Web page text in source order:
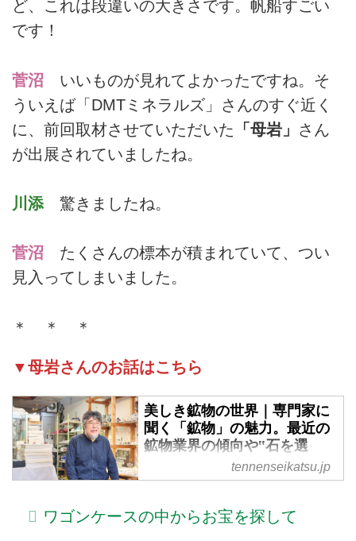
ど、これは段違いの大きさです。帆船すごい
です！
菅沼 いいものが見れてよかったですね。そ
ういえば「DMTミネラルズ」さんのすぐ近く
に、前回取材させていただいた 「母岩」 さん
が出展されていましたね。
川添 驚きましたね。
菅沼 たくさんの標本が積まれていて、つい
見入ってしまいました。
＊ ＊ ＊
▼母岩さんのお話はこちら
美しき鉱物の世界｜専門家に
聞く「鉱物」の魅力。最近の
鉱物業界の傾向や‟石を選
ぶ”うえで知っておきたいこと
／鉱物専門店 母岩・荻島敏明
美しき鉱物の魅力を語りた
tennenseikatsu.jp
ワゴンケースの中からお宝を探して